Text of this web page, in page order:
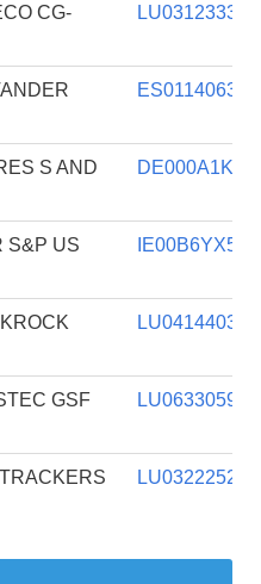
CG-
S AND
S&P US
GSF